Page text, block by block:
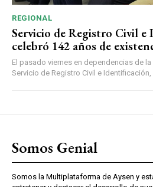
REGIONAL
Servicio de Registro Civil e
celebró 142 años de
El pasado viernes en dependencias de
Servicio de Registro Civil e Identificación,
Somos Genial
Somos la Multiplataforma de Aysen y